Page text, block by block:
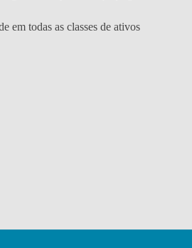
em todas as classes de ativos